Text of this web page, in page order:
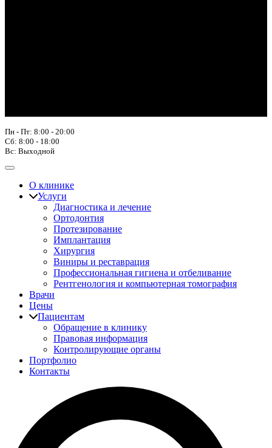
Пн - Пт: 8:00 - 20:00
Сб: 8:00 - 18:00
Вс: Выходной
О клинике
Услуги
Диагностика и лечение
Ортодонтия
Протезирование
Имплантация
Хирургия
Виниры и реставрация
Профессиональная гигиена и отбеливание
Рентгенология и компьютерная томография
Врачи
Цены
Пациентам
Обращение в клинику
Правовая информация
Контролирующие органы
Портфолио
Контакты